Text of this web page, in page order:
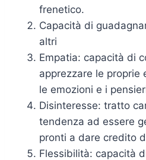
frenetico.
Capacità di
altri
Empatia: capacità di
apprezzare le proprie
le emozioni e i
Disinteresse: tratto
tendenza ad essere
pronti a dare credito
Flessibilità: capacità